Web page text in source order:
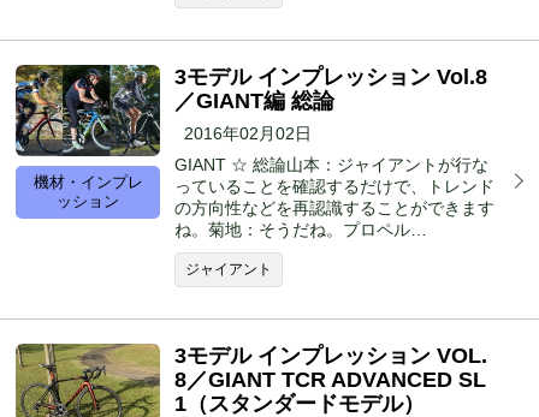
機材・インプレ
ッション
3モデル インプレッション Vol.8
／GIANT編 総論
2016年02月02日
GIANT ☆ 総論山本：ジャイアントが行な
っていることを確認するだけで、トレンド
の方向性などを再認識することができます
ね。菊地：そうだね。プロペル…
ジャイアント
3モデル インプレッション VOL.
8／GIANT TCR ADVANCED SL
1（スタンダードモデル）